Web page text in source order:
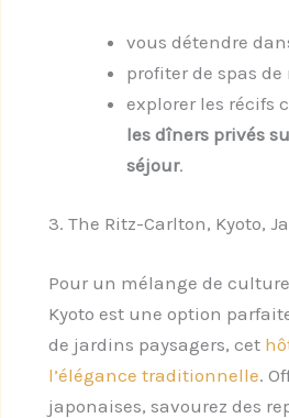
vous détendre
profiter de spas
explorer les récifs
les dîners privés
séjour.
3. The Ritz-Carlton, Kyoto,
Pour un mélange de
Kyoto est une option
de jardins paysagers, cet
l’élégance traditionnelle.
japonaises, savourez des